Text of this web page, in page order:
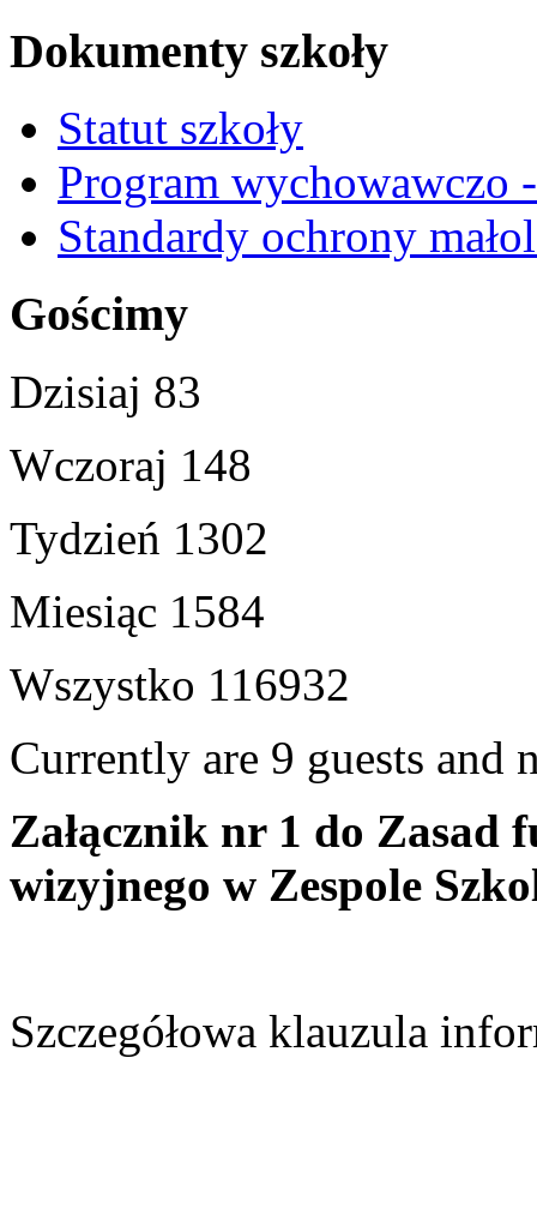
Dokumenty szkoły
Statut szkoły
Program wychowawczo
Standardy ochrony
Gościmy
Dzisiaj 83
Wczoraj 148
Tydzień 1302
Miesiąc 1584
Wszystko 116932
Currently are 9 guests and
Załącznik nr 1 do
wizyjnego w Zespole
Szczegółowa klauzula